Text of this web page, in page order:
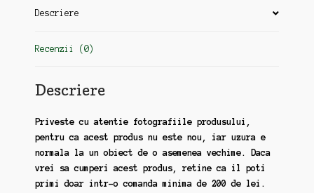
Descriere
Recenzii (0)
Descriere
Priveste cu atentie fotografiile produsului,
pentru ca acest produs nu este nou, iar uzura e
normala la un obiect de o asemenea vechime. Daca
vrei sa cumperi acest produs, retine ca il poti
primi doar intr-o comanda minima de 200 de lei.